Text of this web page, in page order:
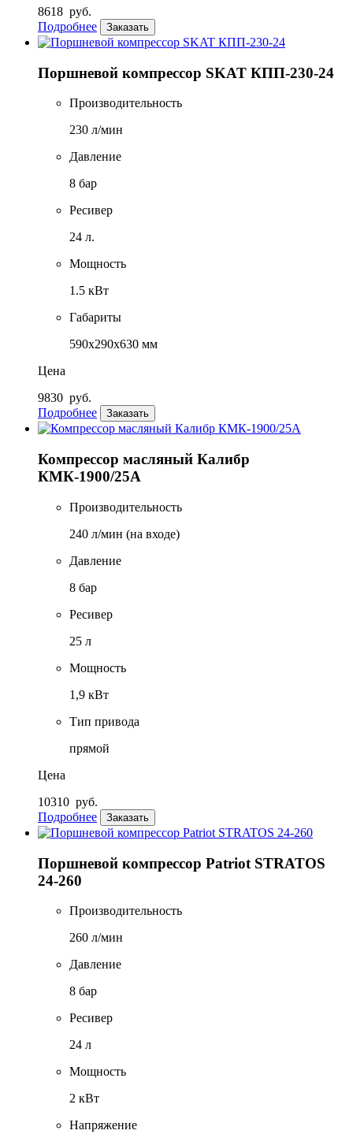
8618 руб.
Подробнее
Заказать
Поршневой компрессор SKAT КПП-230-24
Производительность
230 л/мин
Давление
8 бар
Ресивер
24 л.
Мощность
1.5 кВт
Габариты
590х290х630 мм
Цена
9830 руб.
Подробнее
Заказать
Компрессор масляный Калибр
КМК-1900/25А
Производительность
240 л/мин (на входе)
Давление
8 бар
Ресивер
25 л
Мощность
1,9 кВт
Тип привода
прямой
Цена
10310 руб.
Подробнее
Заказать
Поршневой компрессор Patriot STRATOS
24-260
Производительность
260 л/мин
Давление
8 бар
Ресивер
24 л
Мощность
2 кВт
Напряжение